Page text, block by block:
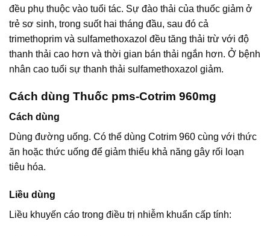
đều phụ thuộc vào tuổi tác. Sự đào thải của thuốc giảm ở
trẻ sơ sinh, trong suốt hai tháng đầu, sau đó cả
trimethoprim và sulfamethoxazol đều tăng thải trừ với độ
thanh thải cao hơn và thời gian bán thải ngắn hơn. Ở bệnh
nhân cao tuổi sự thanh thải sulfamethoxazol giảm.
Cách dùng Thuốc pms-Cotrim 960mg
Cách dùng
Dùng đường uống. Có thể dùng Cotrim 960 cùng với thức
ăn hoặc thức uống để giảm thiểu khả năng gây rối loạn
tiêu hóa.
Liều dùng
Liều khuyến cáo trong điều trị nhiễm khuẩn cấp tính: